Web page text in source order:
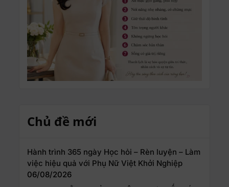
Chủ đề mới
Hành trình 365 ngày Học hỏi – Rèn luyện – Làm
việc hiệu quả với Phụ Nữ Việt Khởi Nghiệp
06/08/2026